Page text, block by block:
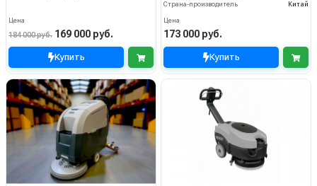
Цена
184 000 руб. 169 000 руб.
Купить
Страна-производитель
Китай
Цена
173 000 руб.
Купить